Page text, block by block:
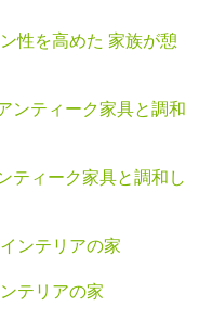
性を高めた 家族が憩
ティーク家具と調和し
テリアの家